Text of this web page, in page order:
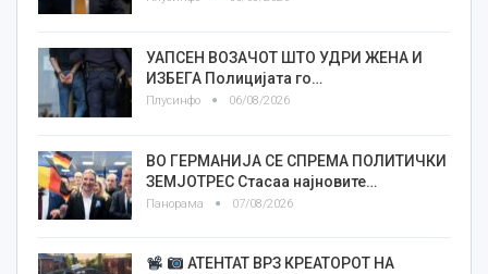
УАПСЕН ВОЗАЧОТ ШТО УДРИ ЖЕНА И
ИЗБЕГА Полицијата го…
Плусинфо 06/08/2026
ВО ГЕРМАНИЈА СЕ СПРЕМА ПОЛИТИЧКИ
ЗЕМЈОТРЕС Стасаа најновите…
Панорама 07/08/2026
АТЕНТАТ ВРЗ КРЕАТОРОТ НА